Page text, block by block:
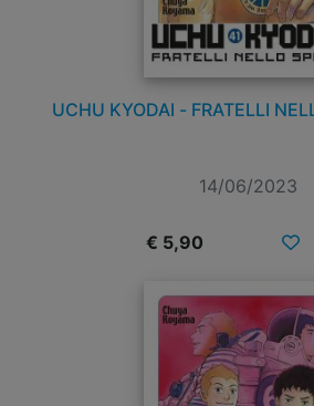
UCHU KYODAI - FRATELLI
14/06/2023
€ 5,90